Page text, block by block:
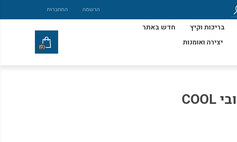
הרשמה התחברות
בריכות וקיץ
חדש באתר
יצירה ואומנות
(0)